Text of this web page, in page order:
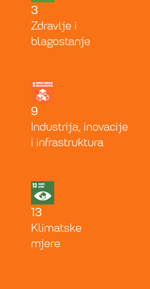
3
Zdravlje i
blagostanje
9
Industrija, inovacije
i infrastruktura
13
Klimatske
mjere